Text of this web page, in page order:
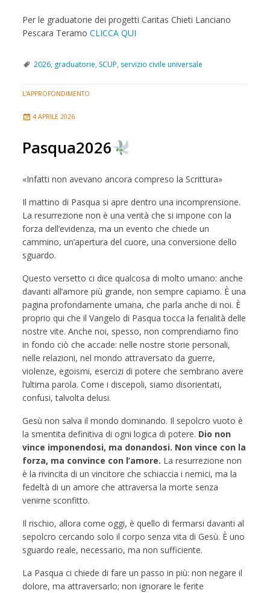
Per le graduatorie dei progetti Caritas Chieti Lanciano
Pescara TeramoCLICCA QUI
2026, graduatorie, SCUP, servizio civile universale
L'APPROFONDIMENTO
4 APRILE 2026
Pasqua2026
«Infatti non avevano ancora compreso la Scrittura»
Il mattino di Pasqua si apre dentro una incomprensione.
La resurrezione non è una verità che si impone con la
forza dell’evidenza, ma un evento che chiede un
cammino, un’apertura del cuore, una conversione dello
sguardo.
Questo versetto ci dice qualcosa di molto umano: anche
davanti all’amore più grande, non sempre capiamo. È una
pagina profondamente umana, che parla anche di noi. È
proprio qui che il Vangelo di Pasqua tocca la ferialità delle
nostre vite. Anche noi, spesso, non comprendiamo fino
in fondo ciò che accade: nelle nostre storie personali,
nelle relazioni, nel mondo attraversato da guerre,
violenze, egoismi, esercizi di potere che sembrano avere
l’ultima parola. Come i discepoli, siamo disorientati,
confusi, talvolta delusi.
Gesù non salva il mondo dominando. Il sepolcro vuoto è
la smentita definitiva di ogni logica di potere. Dio non
vince imponendosi, ma donandosi. Non vince con la
forza, ma convince con l’amore. La resurrezione non
è la rivincita di un vincitore che schiaccia i nemici, ma la
fedeltà di unamore che attraversa la morte senza
venirne sconfitto.
Il rischio, allora come oggi, è quello di fermarsi davanti al
sepolcro cercando solo il corpo senza vita di Gesù. È uno
sguardo reale, necessario, ma non sufficiente.
La Pasqua ci chiede di fare un passo in più: non negare il
dolore, ma attraversarlo; non ignorare le ferite